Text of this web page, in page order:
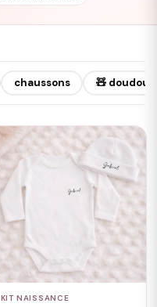
chaussons 🧸 doudou
KIT NAISSANCE